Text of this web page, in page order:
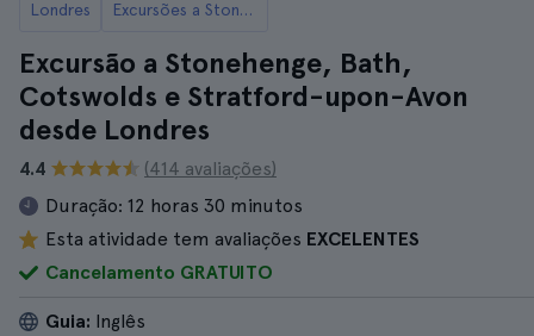
Londres Excursões a Stonehenge a partir de Londres
Excursão a Stonehenge, Bath,
Cotswolds e Stratford-upon-Avon
desde Londres
4.4
(414 avaliações)
Duração: 12 horas 30 minutos
Esta atividade tem avaliações EXCELENTES
Cancelamento GRATUITO
Guia: Inglês